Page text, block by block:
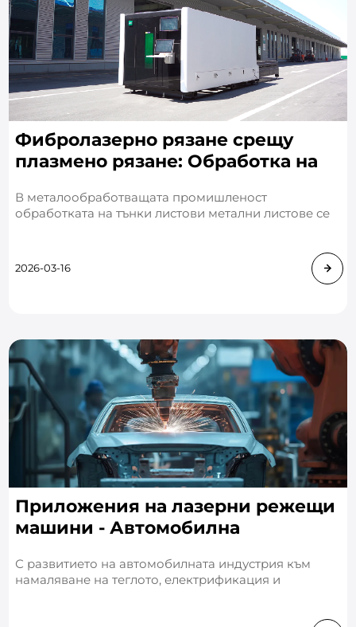
Фибролазерно рязане срещу
плазмено рязане: Обработка на
В металообработващата промишленост
обработката на тънки листови метални листове се
и корпуси за уреди, ме
2026-03-16
Приложения на лазерни режещи
машини - Автомобилна
С развитието на автомобилната индустрия към
намаляване на теглото, електрификация и